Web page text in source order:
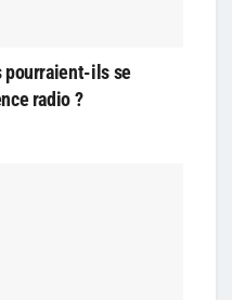
pourraient-ils se
radio ?